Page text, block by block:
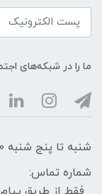
ما را در شبکه‌های
شنبه تا پنج شنبه 9:00 الی 19:00
شماره تماس: